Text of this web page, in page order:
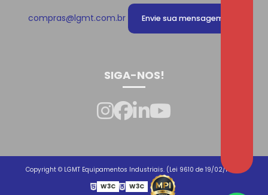
compras@lgmt.com.br Envie sua mensagem!
SIGA-NOS!
Copyright © LGMT Equipamentos Industriais. (Lei 9610 de 19/02/1998)
W3C
W3C